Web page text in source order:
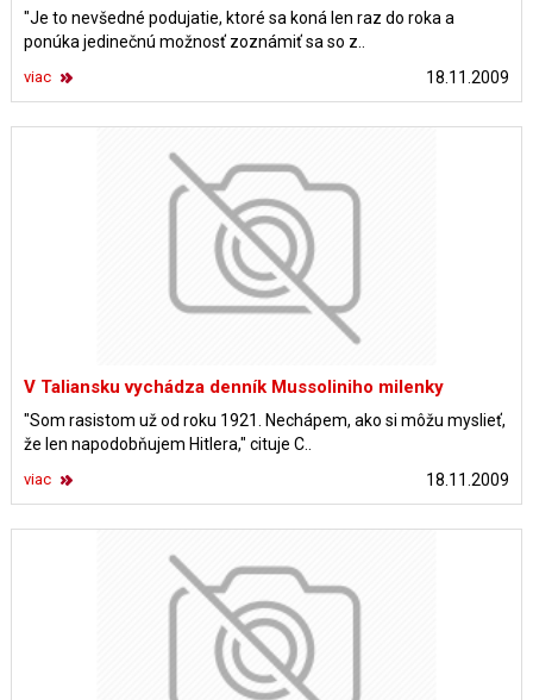
"Je to nevšedné podujatie, ktoré sa koná len raz do roka a
ponúka jedinečnú možnosť zoznámiť sa so z..
18.11.2009
viac
V Taliansku vychádza denník Mussoliniho milenky
"Som rasistom už od roku 1921. Nechápem, ako si môžu myslieť,
že len napodobňujem Hitlera," cituje C..
18.11.2009
viac